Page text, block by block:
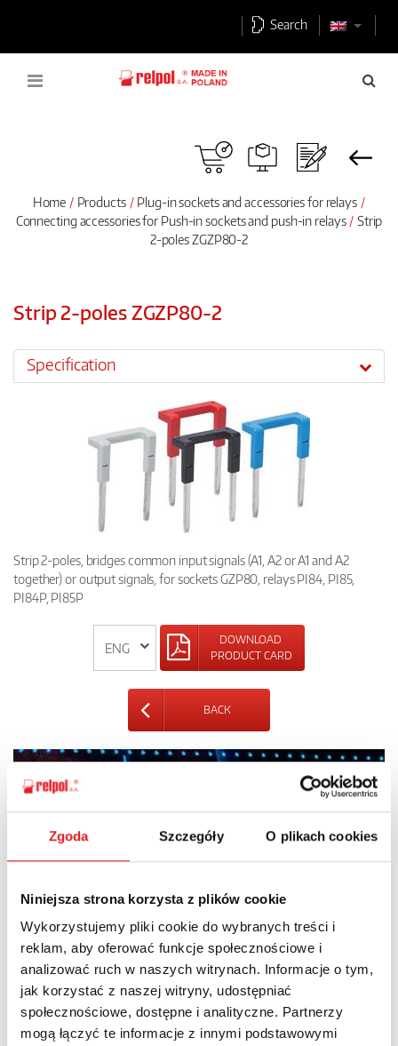
Zgoda Szczegóły O plikach cookies
Niniejsza strona korzysta z plików cookie
Wykorzystujemy pliki cookie do wybranych treści i
reklam, aby oferować funkcje społecznościowe i
analizować ruch w naszych witrynach. Informacje o tym,
jak korzystać z naszej witryny, udostępniać
społecznościowe, dostępne i analityczne. Partnerzy
mogą łączyć te informacje z innymi podstawowymi
Search
Home Products
Plug-in sockets and accessories for relays
Connecting accessories for Push-in sockets and push-in relays
Strip
2-poles ZGZP80-2
Strip 2-poles ZGZP80-2
Specification
Strip 2-poles, bridges common input signals (A1, A2 or A1 and A2
together) or output signals, for sockets GZP80, relays PI84, PI85,
PI84P, PI85P
DOWNLOAD
PRODUCT CARD
BACK
Ask for the details of the offer
Email: *
Company: